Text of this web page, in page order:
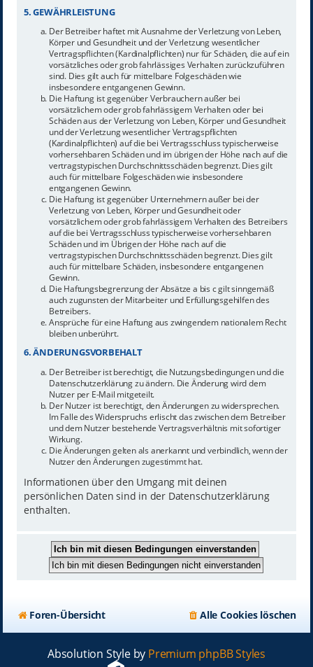
5. GEWÄHRLEISTUNG
Der Betreiber haftet mit Ausnahme der Verletzung von Leben,
Körper und Gesundheit und der Verletzung wesentlicher
Vertragspflichten (Kardinalpflichten) nur für Schäden, die auf ein
vorsätzliches oder grob fahrlässiges Verhalten zurückzuführen
sind. Dies gilt auch für mittelbare Folgeschäden wie
insbesondere entgangenen Gewinn.
Die Haftung ist gegenüber Verbrauchern außer bei
vorsätzlichem oder grob fahrlässigem Verhalten oder bei
Schäden aus der Verletzung von Leben, Körper und Gesundheit
und der Verletzung wesentlicher Vertragspflichten
(Kardinalpflichten) auf die bei Vertragsschluss typischerweise
vorhersehbaren Schäden und im übrigen der Höhe nach auf die
vertragstypischen Durchschnittsschäden begrenzt. Dies gilt
auch für mittelbare Folgeschäden wie insbesondere
entgangenen Gewinn.
Die Haftung ist gegenüber Unternehmern außer bei der
Verletzung von Leben, Körper und Gesundheit oder
vorsätzlichem oder grob fahrlässigem Verhalten des Betreibers
auf die bei Vertragsschluss typischerweise vorhersehbaren
Schäden und im Übrigen der Höhe nach auf die
vertragstypischen Durchschnittsschäden begrenzt. Dies gilt
auch für mittelbare Schäden, insbesondere entgangenen
Gewinn.
Die Haftungsbegrenzung der Absätze a bis c gilt sinngemäß
auch zugunsten der Mitarbeiter und Erfüllungsgehilfen des
Betreibers.
Ansprüche für eine Haftung aus zwingendem nationalem Recht
bleiben unberührt.
6. ÄNDERUNGSVORBEHALT
Der Betreiber ist berechtigt, die Nutzungsbedingungen und die
Datenschutzerklärung zu ändern. Die Änderung wird dem
Nutzer per E-Mail mitgeteilt.
Der Nutzer ist berechtigt, den Änderungen zu widersprechen.
Im Falle des Widerspruchs erlischt das zwischen dem Betreiber
und dem Nutzer bestehende Vertragsverhältnis mit sofortiger
Wirkung.
Die Änderungen gelten als anerkannt und verbindlich, wenn der
Nutzer den Änderungen zugestimmt hat.
Informationen über den Umgang mit deinen
persönlichen Daten sind in der Datenschutzerklärung
enthalten.
Foren-Übersicht Alle Cookies löschen
Absolution Style by Premium phpBB Styles